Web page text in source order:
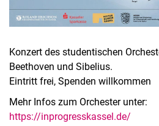
Konzert des studentischen
Beethoven und Sibelius.
Eintritt frei, Spenden willkommen
Mehr Infos zum Orchester unter:
https://inprogresskassel.de/